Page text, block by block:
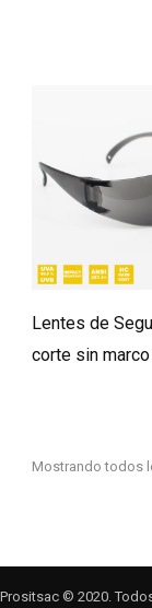
Lentes de
corte sin
Mostrando todos
Prositsac © 2020.